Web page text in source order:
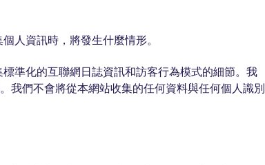
人資訊時，將發生什麼情形。
準化的互聯網日誌資訊和訪客行為模式的細節。我
我們不會將從本網站收集的任何資料與任何個人識別